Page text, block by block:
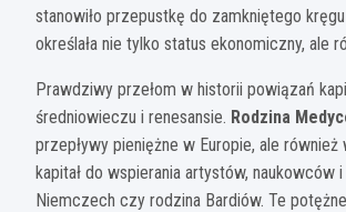
stanowiło przepustkę do zamkniętego
określała nie tylko status ekonomiczny, ale
Prawdziwy przełom w historii powiązań
średniowieczu i renesansie. Rodzina
przepływy pieniężne w Europie, ale
kapitał do wspierania artystów,
Niemczech czy rodzina Bardiów. Te